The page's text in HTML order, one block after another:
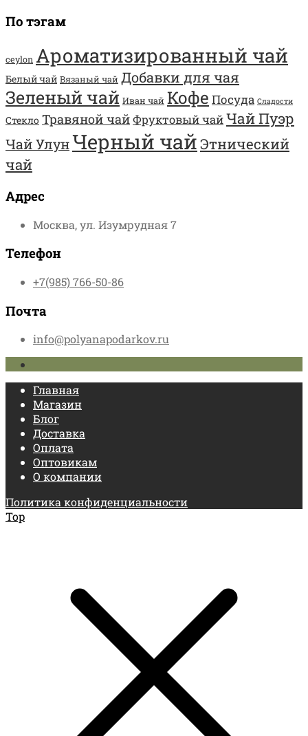
По тэгам
ceylon Ароматизированный чай
Белый чай Вязаный чай Добавки для чая
Зеленый чай Иван чай Кофе Посуда Сладости
Стекло Травяной чайФруктовый чайЧай Пуэр
Чай УлунЧерный чайЭтнический
чай
Адрес
Москва, ул. Изумрудная 7
Телефон
+7(985) 766-50-86
Почта
info@polyanapodarkov.ru
Главная
Магазин
Блог
Доставка
Оплата
Оптовикам
О компании
Политика конфиденциальности
Top